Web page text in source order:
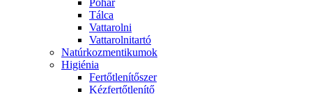
Pohár
Tálca
Vattarolni
Vattarolnitartó
Natúrkozmentikumok
Higiénia
Fertőtlenítőszer
Kézfertőtlenítő